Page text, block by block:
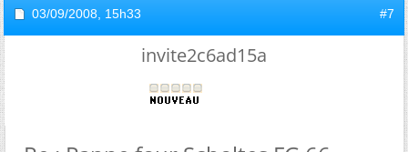
03/09/2008, 15h33 #7
invite2c6ad15a